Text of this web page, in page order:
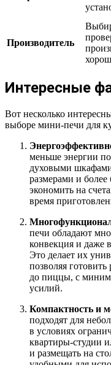
Производитель
Интересные
Вот несколько
выборе мини-печи для
меньше энергии
духовыми
размерами и более
экономить на
время
печи обладают
конвекция и даже
Это делает их
позволяя
до пиццы, с
усилий.
Компактность и
подходят для
в условиях
квартиры-студии
и размещать на